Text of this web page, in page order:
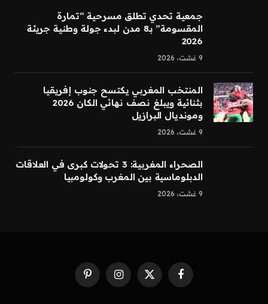
جمعية تحدي تطلق مسرحية “تمارة
المقسومة” بـ8 مدن لبدء جولة وطنية جريئة
2026
9 غشت، 2026
المنتخب المغربي يكتسح جنوب إفريقيا
بثنائية ويبلغ نصف نهائي الكان 2026
ومونديال البرازيل
9 غشت، 2026
الصحراء المغربية: 3 تحولات كبرى في العلاقات
الدبلوماسية بين المغرب وكولومبيا
9 غشت، 2026
Facebook
X
(Twitter)
Instagram
Pinterest